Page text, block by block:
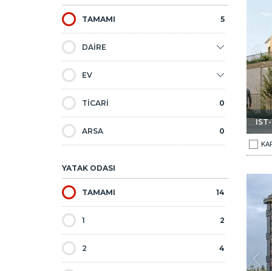
TAMAMI 5
DAİRE
EV
TİCARİ 0
ARSA 0
YATAK ODASI
TAMAMI 14
1 2
2 4
Şık Daireler 1Pendik'te Havalimanına Yakın Farklı Büyüklüklerde Şık